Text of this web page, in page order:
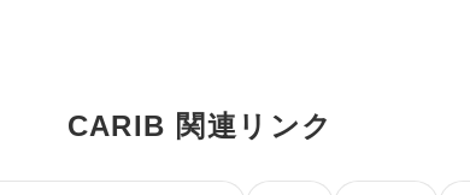
CARIB 関連リンク